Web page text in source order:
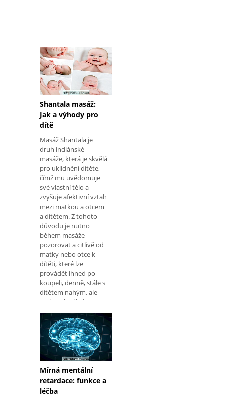
Shantala masáž:
Jak a výhody pro
dítě
Masáž Shantala je
druh indiánské
masáže, která je skvělá
pro uklidnění dítěte,
čímž mu uvědomuje
své vlastní tělo a
zvyšuje afektivní vztah
mezi matkou a otcem
a dítětem. Z tohoto
důvodu je nutno
během masáže
pozorovat a citlivě od
matky nebo otce k
dítěti, které lze
provádět ihned po
koupeli, denně, stále s
dítětem nahým, ale
zcela pohodlným. Tato
masáž vytváří v dítěti
hmatové, m
Mírná mentální
retardace: funkce a
léčba